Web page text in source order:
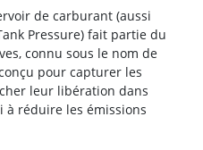
de carburant (aussi
Pressure) fait partie du
connu sous le nom de
pour capturer les
leur libération dans
réduire les émissions